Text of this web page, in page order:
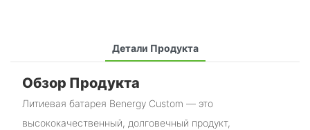
Детали Продукта
Обзор Продукта
Литиевая батарея Benergy Custom — это
высококачественный, долговечный продукт,